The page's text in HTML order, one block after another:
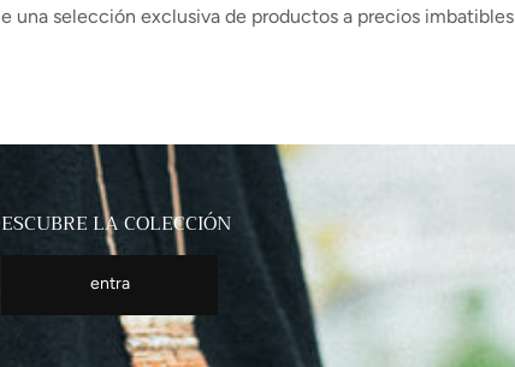
una selección exclusiva de productos a precios imbatibles
LA COLECCIÓN
entra